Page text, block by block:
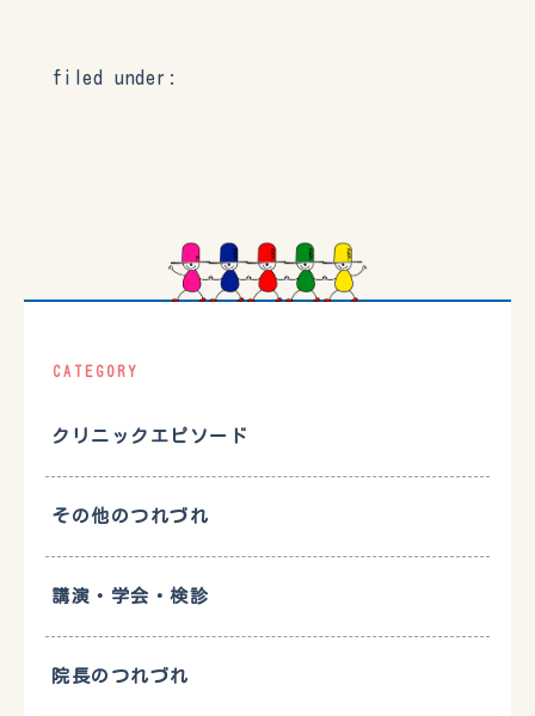
filed under:
CATEGORY
クリニックエピソード
その他のつれづれ
講演・学会・検診
院長のつれづれ